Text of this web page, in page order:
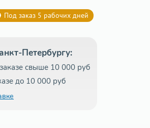
Под заказ 5 рабочих дней
Петербургу:
свыше 10 000 руб
до 10 000 руб